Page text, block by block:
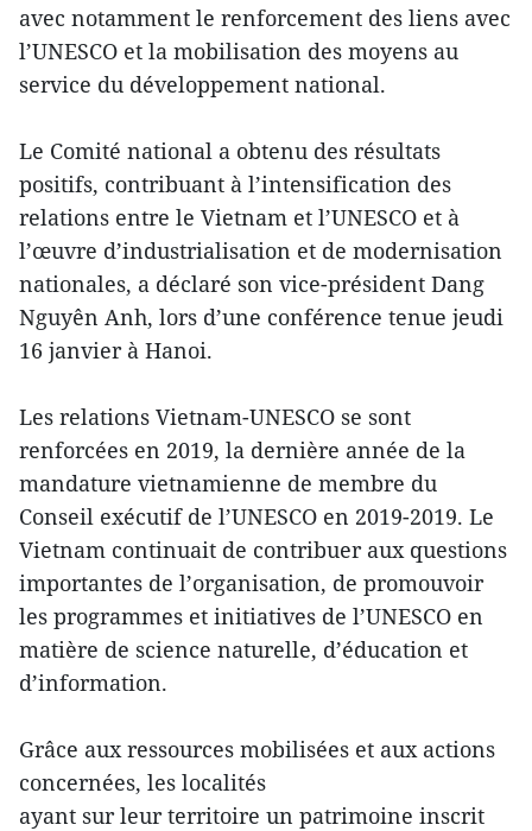
avec notamment le renforcement des liens avec
l’UNESCO et la mobilisation des moyens au
service du développement national.
Le Comité national a obtenu des résultats
positifs, contribuant à l’intensification des
relations entre le Vietnam et l’UNESCO et à
l’œuvre d’industrialisation et de modernisation
nationales, a déclaré son vice-président Dang
Nguyên Anh, lors d’une conférence tenue jeudi
16 janvier à Hanoi.
Les relations Vietnam-UNESCO se sont
renforcées en 2019, la dernière année de la
mandature vietnamienne de membre du
Conseil exécutif de l’UNESCO en 2019-2019. Le
Vietnam continuait de contribuer aux questions
importantes de l’organisation, de promouvoir
les programmes et initiatives de l’UNESCO en
matière de science naturelle, d’éducation et
d’information.
Grâce aux ressources mobilisées et aux actions
concernées, les localités
ayant sur leur territoire un patrimoine inscrit